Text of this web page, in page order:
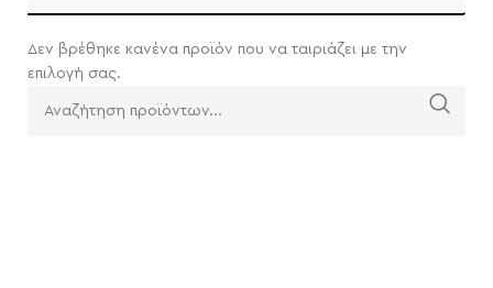
Δεν βρέθηκε κανένα προϊόν που να ταιριάζει με την
επιλογή σας.